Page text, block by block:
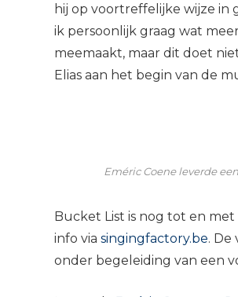
hij op voortreffelijke wijze in
ik persoonlijk graag wat
meemaakt, maar dit doet
Elias aan het begin van de
Eméric Coene leverde
Bucket List is nog tot en
info via singingfactory.be. De
onder begeleiding van een